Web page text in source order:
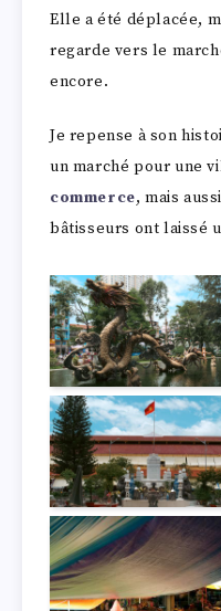
Elle a été déplacée,
regarde vers le
encore.
Je repense à son
un marché pour une
commerce, mais
bâtisseurs ont laissé